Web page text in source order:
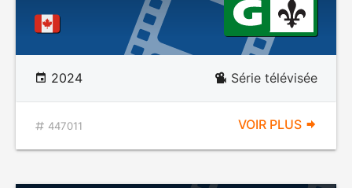
2024 Série télévisée
447011 VOIR PLUS